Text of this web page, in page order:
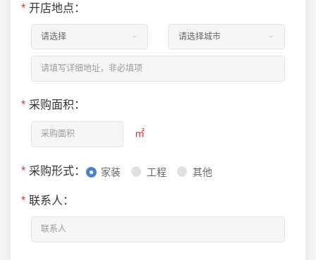
* 开店地点：
* 采购面积：
㎡
* 采购形式： 家装 工程 其他
* 联系人：